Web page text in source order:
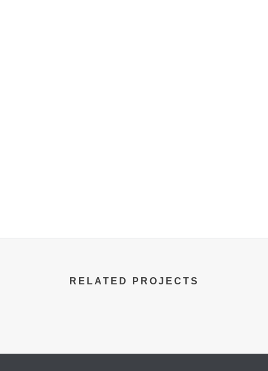
RELATED PROJECTS